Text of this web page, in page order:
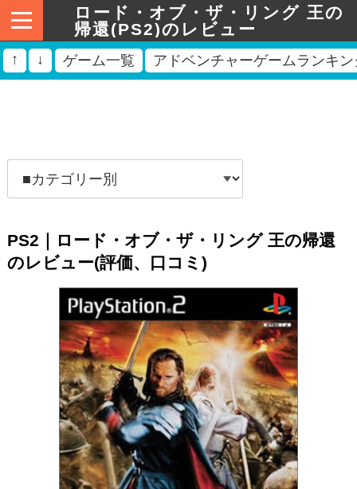
ロード・オブ・ザ・リング 王の
帰還(PS2)のレビュー
↑ ↓ ゲーム一覧 アドベンチャーゲームランキン
PS2｜ロード・オブ・ザ・リング 王の帰還
のレビュー(評価、口コミ)